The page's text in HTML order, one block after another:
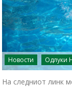
Новости Одлуки
На следниот линк